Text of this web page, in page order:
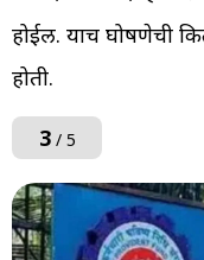
होईल. याच घोषणेची
होती.
3/ 5